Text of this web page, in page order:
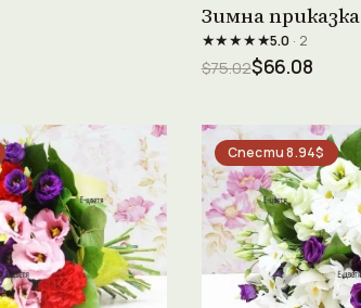
Зимна приказка
★★★★★5.0 · 2
$75.02$66.08
Спести 8.94$